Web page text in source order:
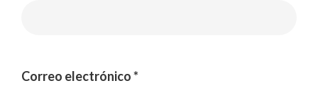
Correo electrónico*